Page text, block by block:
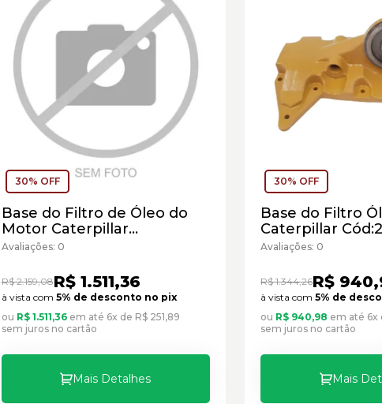
30% OFF
Base do Filtro de Óleo do
Motor Caterpillar
Cód:5938122 - Seminovo
Avaliações: 0
R$ 2.159,08R$ 1.511,36
à vista com 5% de desconto no pix
ou R$ 1.511,36em até 6x de R$ 251,89
sem juros no cartão
Mais Detalhes
30% OFF
Base do Filtro
Caterpillar
Seminovo
Avaliações: 0
R$ 1.344,26R$
à vista com 5% de
ou R$ 940,98 em até 6x
sem juros no cartão
Mais